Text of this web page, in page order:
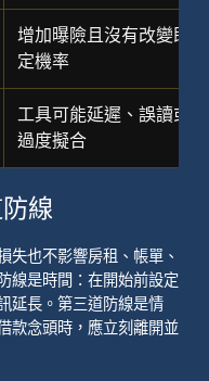
增加曝險且沒有改變既
定機率
工具可能延遲、誤讀或
過度擬合
線
失也不影響房租、帳單、
線是時間：在開始前設定
延長。第三道防線是情
款念頭時，應立刻離開並